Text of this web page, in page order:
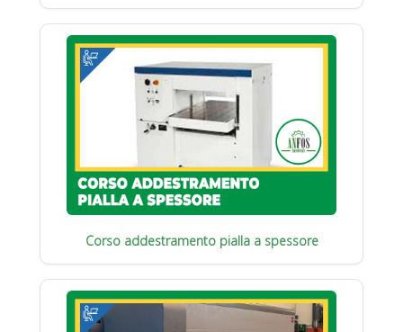
Corso addestramento pialla a spessore